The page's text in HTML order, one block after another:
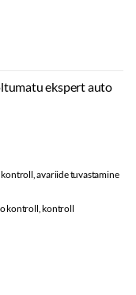
ekspert auto
avariide tuvastamine
kontroll, kontroll